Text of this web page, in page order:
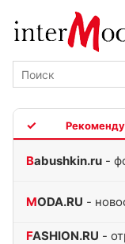
Babushkin.ru -
MODA.RU -
FASHION.RU -